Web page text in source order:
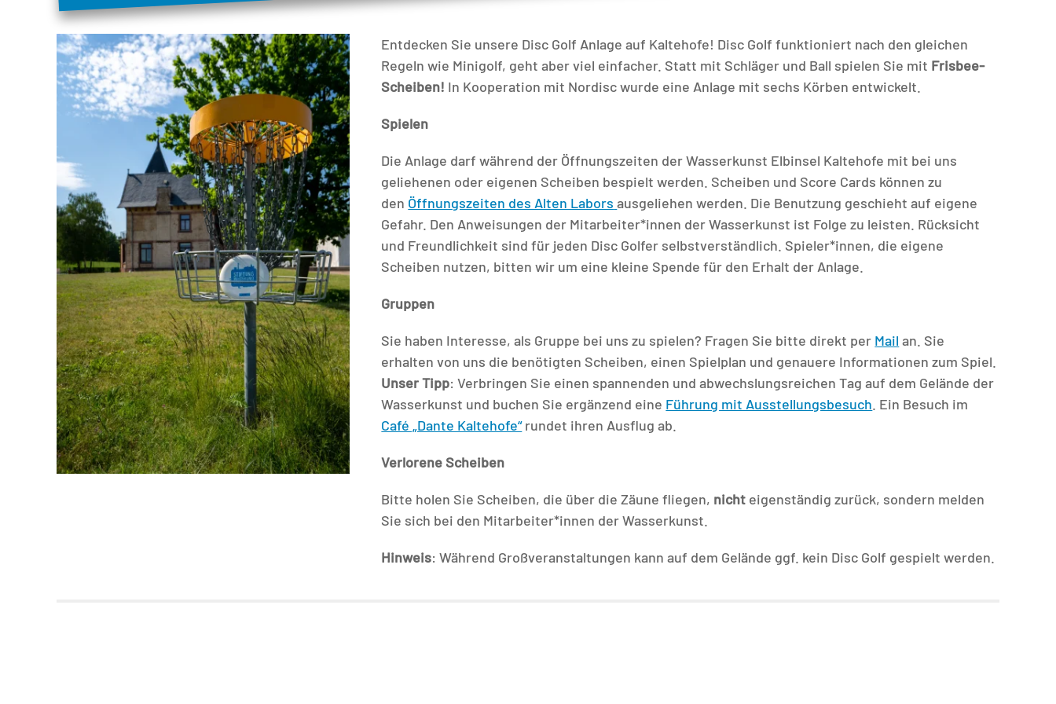
Entdecken Sie unsere Disc Golf Anlage auf Kaltehofe! Disc Golf funktioniert nach den gleichen
Regeln wie Minigolf, geht aber viel einfacher. Statt mit Schläger und Ball spielen Sie mit Frisbee-
Scheiben! In Kooperation mit Nordisc wurde eine Anlage mit sechs Körben entwickelt.
Spielen
Die Anlage darf während der Öffnungszeiten der Wasserkunst Elbinsel Kaltehofe mit bei uns
geliehenen oder eigenen Scheiben bespielt werden. Scheiben und Score Cards können zu
den Öffnungszeiten des Alten Labors ausgeliehen werden. Die Benutzung geschieht auf eigene
Gefahr. Den Anweisungen der Mitarbeiter*innen der Wasserkunst ist Folge zu leisten. Rücksicht
und Freundlichkeit sind für jeden Disc Golfer selbstverständlich. Spieler*innen, die eigene
Scheiben nutzen, bitten wir um eine kleine Spende für den Erhalt der Anlage.
Gruppen
Sie haben Interesse, als Gruppe bei uns zu spielen? Fragen Sie bitte direkt per Mail an. Sie
erhalten von uns die benötigten Scheiben, einen Spielplan und genauere Informationen zum Spiel.
Unser Tipp: Verbringen Sie einen spannenden und abwechslungsreichen Tag auf dem Gelände der
Wasserkunst und buchen Sie ergänzend eine Führung mit Ausstellungsbesuch . Ein Besuch im
Café „Dante Kaltehofe“rundet ihren Ausflug ab.
Verlorene Scheiben
Bitte holen Sie Scheiben, die über die Zäune fliegen, nicht eigenständig zurück, sondern melden
Sie sich bei den Mitarbeiter*innen der Wasserkunst.
Hinweis: Während Großveranstaltungen kann auf dem Gelände ggf. kein Disc Golf gespielt werden.